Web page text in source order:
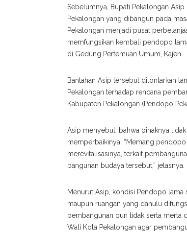
Sebelumnya, Bupati Pekalongan
Pekalongan yang dibangun pada
Pekalongan menjadi pusat
memfungsikan kembali pendopo
di Gedung Pertemuan Umum, Kajen.
Bantahan Asip tersebut dilontarkan
Pekalongan terhadap rencana
Kabupaten Pekalongan (Pendopo
Asip menyebut, bahwa pihaknya
memperbaikinya. “Memang
merevitalisasinya, terkait
bangunan budaya tersebut,” jelasnya.
Menurut Asip, kondisi Pendopo lama
maupun ruangan yang dahulu
pembangunan pun tidak serta merta
Wali Kota Pekalongan agar